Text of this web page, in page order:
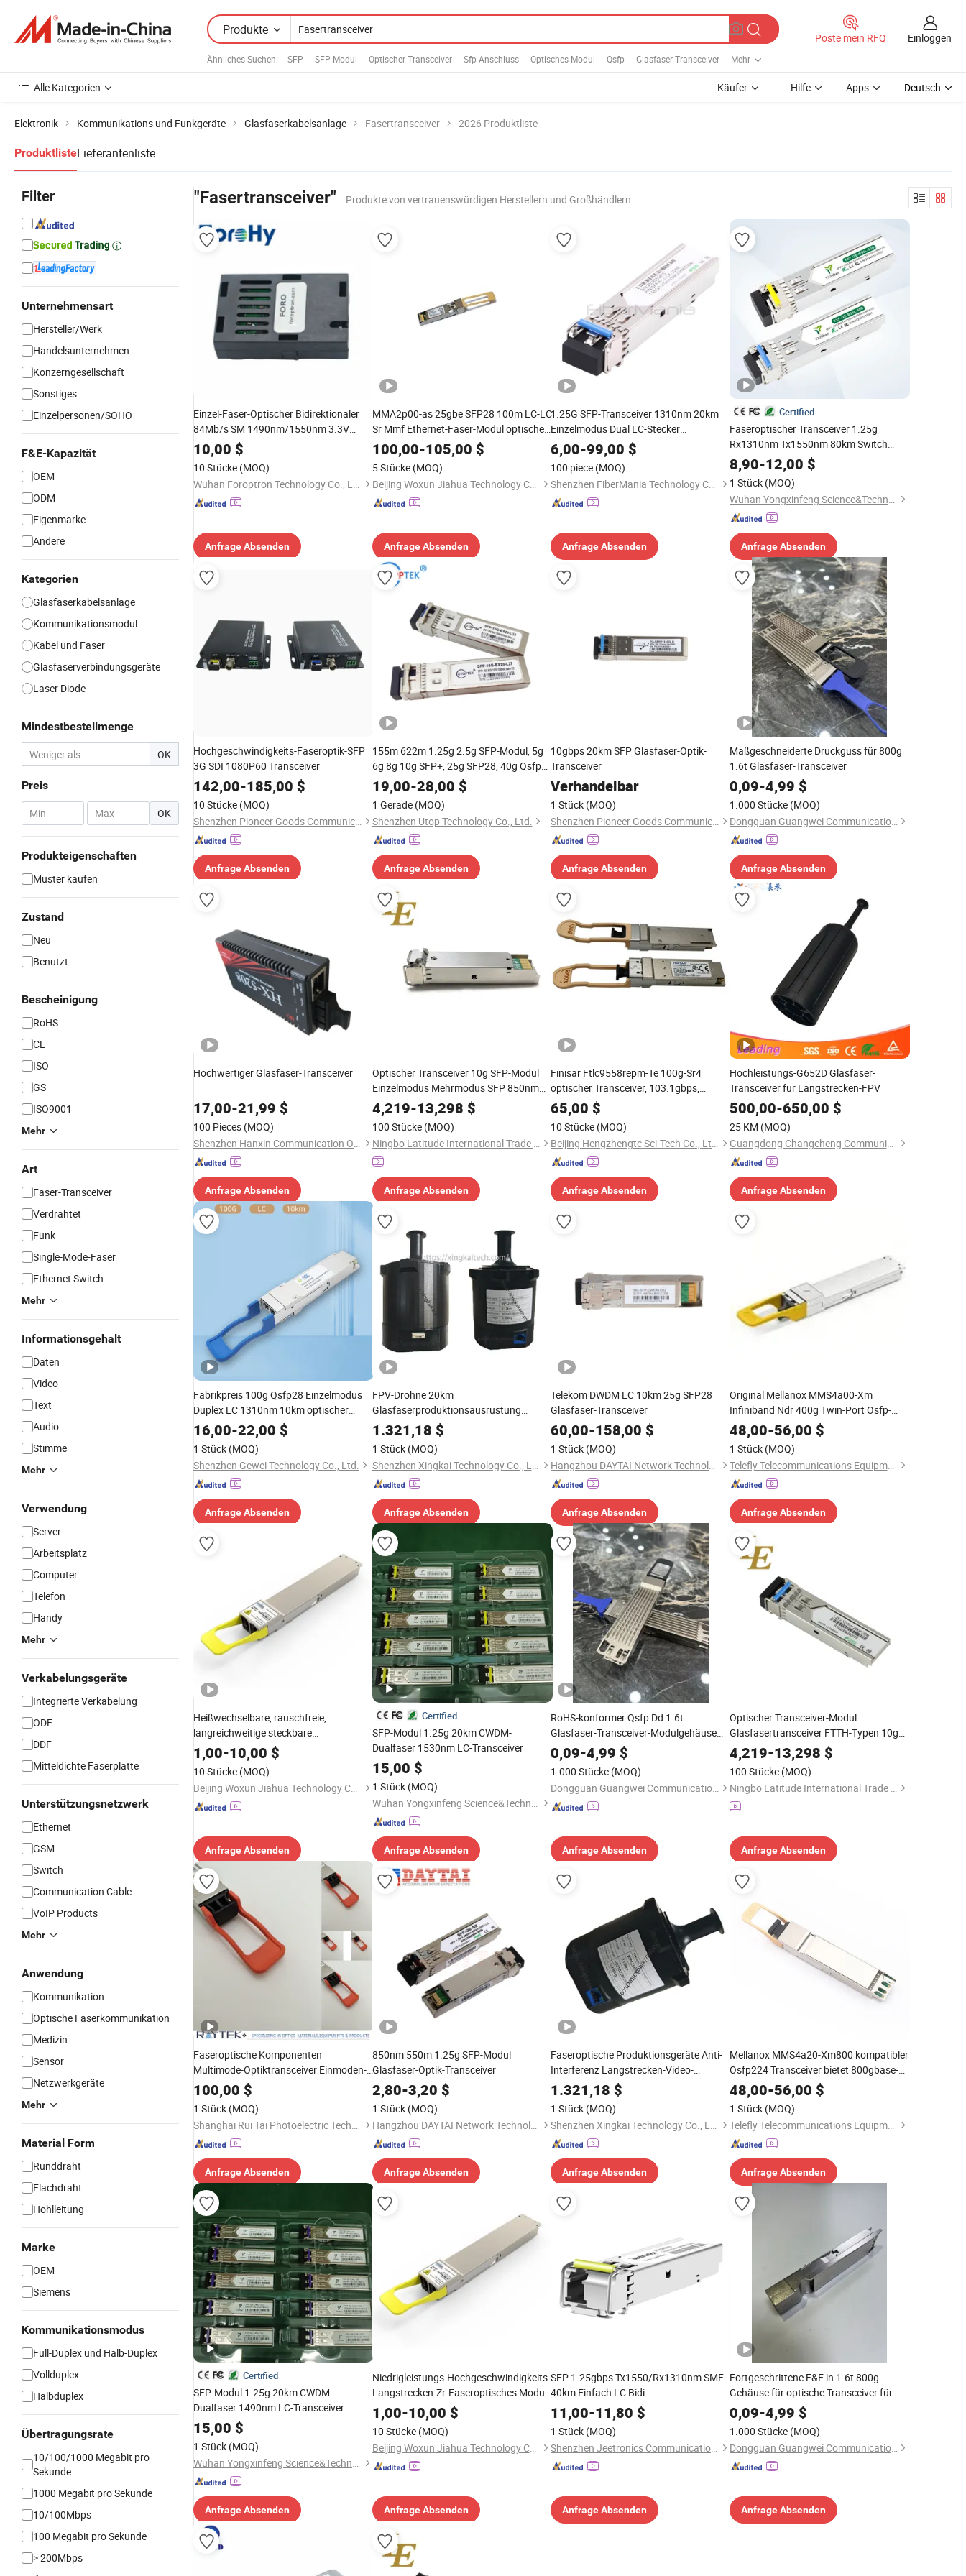
Produkte
Ähnliches Suchen: SFP SFP-Modul Optischer Transceiver Sfp Anschluss Optisches Modul Qsfp Glasfaser-Transceiver Mehr
Poste mein RFQ Einloggen
Alle Kategorien Käufer Hilfe Apps Deutsch
Elektronik Kommunikations und Funkgeräte Glasfaserkabelsanlage Fasertransceiver 2026 Produktliste
ProduktlisteLieferantenliste
Filter
Unternehmensart
Hersteller/Werk
Handelsunternehmen
Konzerngesellschaft
Sonstiges
Einzelpersonen/SOHO
F&E-Kapazität
OEM
ODM
Eigenmarke
Andere
Kategorien
Glasfaserkabelsanlage
Kommunikationsmodul
Kabel und Faser
Glasfaserverbindungsgeräte
Laser Diode
Mindestbestellmenge
OK
Preis
- OK
Produkteigenschaften
Muster kaufen
Zustand
Neu
Benutzt
Bescheinigung
RoHS
CE
ISO
GS
ISO9001
Mehr
Art
Faser-Transceiver
Verdrahtet
Funk
Single-Mode-Faser
Ethernet Switch
Mehr
Informationsgehalt
Daten
Video
Text
Audio
Stimme
Mehr
Verwendung
Server
Arbeitsplatz
Computer
Telefon
Handy
Mehr
Verkabelungsgeräte
Integrierte Verkabelung
ODF
DDF
Mitteldichte Faserplatte
Unterstützungsnetzwerk
Ethernet
GSM
Switch
Communication Cable
VoIP Products
Mehr
Anwendung
Kommunikation
Optische Faserkommunikation
Medizin
Sensor
Netzwerkgeräte
Mehr
Material Form
Runddraht
Flachdraht
Hohlleitung
Marke
OEM
Siemens
Kommunikationsmodus
Full-Duplex und Halb-Duplex
Vollduplex
Halbduplex
Übertragungsrate
10/100/1000 Megabit pro
Sekunde
1000 Megabit pro Sekunde
10/100Mbps
100 Megabit pro Sekunde
> 200Mbps
"Fasertransceiver" Produkte von vertrauenswürdigen Herstellern und Großhändlern
Einzel-Faser-Optischer Bidirektionaler
84Mb/s SM 1490nm/1550nm 3.3V
LVTTL SC Schnittstelle Form 80/100KM
Wahl 1X9 Duples Transceiver
10,00 $
10 Stücke (MOQ)
Wuhan Foroptron Technology Co., Ltd.
Anfrage Absenden
MMA2p00-as 25gbe SFP28 100m LC-LC
Sr Mmf Ethernet-Faser-Modul optischer
Transceiver
100,00-105,00 $
5 Stücke (MOQ)
Beijing Woxun Jiahua Technology Co., Ltd
Anfrage Absenden
1.25G SFP-Transceiver 1310nm 20km
Einzelmodus Dual LC-Stecker
1000BASE-LX SFP-Modul für Gigabit-
Ethernet-Glasfasernetzwerk-Switch-
Router-Optischer Transceiver
6,00-99,00 $
100 piece (MOQ)
Shenzhen FiberMania Technology Co., Ltd.
Anfrage Absenden
Certified
Faseroptischer Transceiver 1.25g
Rx1310nm Tx1550nm 80km Switch
Kommunikationsmodul
8,90-12,00 $
1 Stück (MOQ)
Wuhan Yongxinfeng Science&Technology Co., Ltd.
Anfrage Absenden
Hochgeschwindigkeits-Faseroptik-SFP
3G SDI 1080P60 Transceiver
142,00-185,00 $
10 Stücke (MOQ)
Shenzhen Pioneer Goods Communication Co., Limited
Anfrage Absenden
155m 622m 1.25g 2.5g SFP-Modul, 5g
6g 8g 10g SFP+, 25g SFP28, 40g Qsfp+
50g 100g Qsfp28 optischer Glasfaser-
Transceiver SFP
19,00-28,00 $
1 Gerade (MOQ)
Shenzhen Utop Technology Co., Ltd.
Anfrage Absenden
10gbps 20km SFP Glasfaser-Optik-
Transceiver
Verhandelbar
1 Stück (MOQ)
Shenzhen Pioneer Goods Communication Co., Limited
Anfrage Absenden
Maßgeschneiderte Druckguss für 800g
1.6t Glasfaser-Transceiver
0,09-4,99 $
1.000 Stücke (MOQ)
Dongguan Guangwei Communication Technology Co., Ltd.
Anfrage Absenden
Hochwertiger Glasfaser-Transceiver
17,00-21,99 $
100 Pieces (MOQ)
Shenzhen Hanxin Communication Optical Fiber Cable Co., Ltd.
Anfrage Absenden
Optischer Transceiver 10g SFP-Modul
Einzelmodus Mehrmodus SFP 850nm
1310nm 1550nm Glasfasertransceiver
FTTH
4,219-13,298 $
100 Stücke (MOQ)
Ningbo Latitude International Trade Co., Ltd.
Anfrage Absenden
Finisar Ftlc9558repm-Te 100g-Sr4
optischer Transceiver, 103.1gbps,
Multimode-Faser, Plug-and-Play
65,00 $
10 Stücke (MOQ)
Beijing Hengzhengtc Sci-Tech Co., Ltd.
Anfrage Absenden
Hochleistungs-G652D Glasfaser-
Transceiver für Langstrecken-FPV
500,00-650,00 $
25 KM (MOQ)
Guangdong Changcheng Communication Technology Co., Ltd
Anfrage Absenden
Fabrikpreis 100g Qsfp28 Einzelmodus
Duplex LC 1310nm 10km optischer
Glasfaser-Transceiver für Cisco Huawei
Aruba Alcatel Juniper
16,00-22,00 $
1 Stück (MOQ)
Shenzhen Gewei Technology Co., Ltd.
Anfrage Absenden
FPV-Drohne 20km
Glasfaserproduktionsausrüstung
Antistörungs-Langstrecken-Videofasern
Übertragungsdistanz
1.321,18 $
1 Stück (MOQ)
Shenzhen Xingkai Technology Co., Ltd
Anfrage Absenden
Telekom DWDM LC 10km 25g SFP28
Glasfaser-Transceiver
60,00-158,00 $
1 Stück (MOQ)
Hangzhou DAYTAI Network Technology Co., Ltd.
Anfrage Absenden
Original Mellanox MMS4a00-Xm
Infiniband Ndr 400g Twin-Port Osfp-
Transceiver Aktives Optisches Kabel mit
Splitterfaser
Hochgeschwindigkeitsverbindung
48,00-56,00 $
1 Stück (MOQ)
Telefly Telecommunications Equipment Co., Ltd.
Anfrage Absenden
Heißwechselbare, rauschfreie,
langreichweitige steckbare
Glasfaseroptik-Modul-Transceiver für
IoT-Netzwerke
1,00-10,00 $
10 Stücke (MOQ)
Beijing Woxun Jiahua Technology Co., Ltd
Anfrage Absenden
Certified
SFP-Modul 1.25g 20km CWDM-
Dualfaser 1530nm LC-Transceiver
15,00 $
1 Stück (MOQ)
Wuhan Yongxinfeng Science&Technology Co., Ltd.
Anfrage Absenden
RoHS-konformer Qsfp Dd 1.6t
Glasfaser-Transceiver-Modulgehäuse
aus Zinklegierung OEM China
0,09-4,99 $
1.000 Stücke (MOQ)
Dongguan Guangwei Communication Technology Co., Ltd.
Anfrage Absenden
Optischer Transceiver-Modul
Glasfasertransceiver FTTH-Typen 10g
Ddm 10km SFP 1310nm
4,219-13,298 $
100 Stücke (MOQ)
Ningbo Latitude International Trade Co., Ltd.
Anfrage Absenden
Faseroptische Komponenten
Multimode-Optiktransceiver Einmoden-
Optiktransceiver
100,00 $
1 Stück (MOQ)
Shanghai Rui Tai Photoelectric Technology Co., Ltd.
Anfrage Absenden
850nm 550m 1.25g SFP-Modul
Glasfaser-Optik-Transceiver
2,80-3,20 $
1 Stück (MOQ)
Hangzhou DAYTAI Network Technology Co., Ltd.
Anfrage Absenden
Faseroptische Produktionsgeräte Anti-
Interferenz Langstrecken-Video-
Fasertransceiver für FPV-Drohne 20km
Flugdistanz
1.321,18 $
1 Stück (MOQ)
Shenzhen Xingkai Technology Co., Ltd
Anfrage Absenden
Mellanox MMS4a20-Xm800 kompatibler
Osfp224 Transceiver bietet 800gbase-
Dr4 Durchsatz von bis zu 500m über
Einzelmodefaser
48,00-56,00 $
1 Stück (MOQ)
Telefly Telecommunications Equipment Co., Ltd.
Anfrage Absenden
Certified
SFP-Modul 1.25g 20km CWDM-
Dualfaser 1490nm LC-Transceiver
15,00 $
1 Stück (MOQ)
Wuhan Yongxinfeng Science&Technology Co., Ltd.
Anfrage Absenden
Niedrigleistungs-Hochgeschwindigkeits-
Langstrecken-Zr-Faseroptisches Modul-
Transceiver für drahtlose Netzwerke
1,00-10,00 $
10 Stücke (MOQ)
Beijing Woxun Jiahua Technology Co., Ltd
Anfrage Absenden
SFP 1.25gbps Tx1550/Rx1310nm SMF
40km Einfach LC Bidi
Glasfaseroptischer Transceiver
11,00-11,80 $
1 Stück (MOQ)
Shenzhen Jeetronics Communications Co., Ltd.
Anfrage Absenden
Fortgeschrittene F&E in 1.6t 800g
Gehäuse für optische Transceiver für
nächste Generation von
Glasfasersystemen
0,09-4,99 $
1.000 Stücke (MOQ)
Dongguan Guangwei Communication Technology Co., Ltd.
Anfrage Absenden